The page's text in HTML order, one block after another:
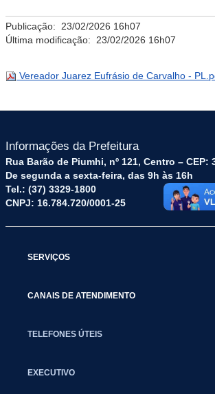
Publicação: 23/02/2026 16h07
Última modificação: 23/02/2026 16h07
Vereador Juarez Eufrásio de Carvalho -
Informações da Prefeitura
Rua Barão de Piumhi, nº 121, Centro – CEP:
De segunda a sexta-feira, das 9h às 16h
Tel.: (37) 3329-1800
CNPJ: 16.784.720/0001-25
SERVIÇOS
CANAIS DE ATENDIMENTO
TELEFONES ÚTEIS
EXECUTIVO